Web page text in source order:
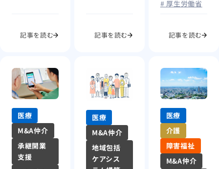
記事を読む 記事を読む
# 厚生労働省
記事を読む
医療
M&A仲介
承継開業
支援
医療
M&A仲介
地域包括
ケアシス
医療
介護
障害福祉
M&A仲介